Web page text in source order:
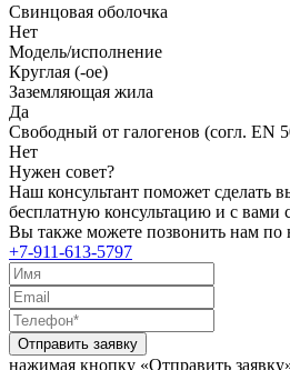
Свинцовая оболочка
Нет
Модель/исполнение
Круглая (-ое)
Заземляющая жила
Да
Свободный от галогенов (согл. EN
Нет
Нужен совет?
Наш консультант поможет сделать
бесплатную консультацию и с вами
Вы также можете позвонить нам по
+7-911-613-5797
Отправить заявку
нажимая кнопку «Отправить